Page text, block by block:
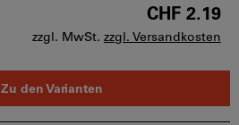
CHF 2.19
zzgl. MwSt. zzgl. Versandkosten
Zu den Varianten